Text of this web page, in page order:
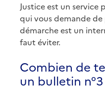
Justice est un service
qui vous demande
démarche est un
faut éviter.
Combien de
un bulletin n°3